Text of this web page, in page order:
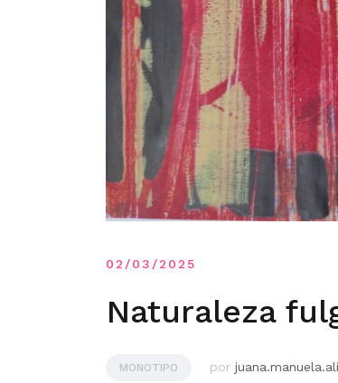
02/03/2025
Naturaleza
MONOTIPO por